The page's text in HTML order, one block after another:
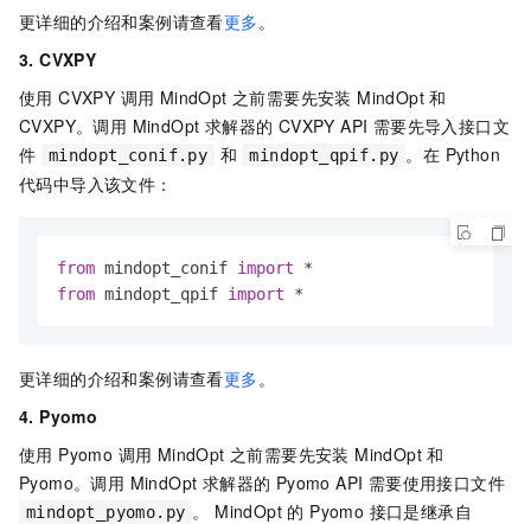
更详细的介绍和案例请查看更多 。
3. CVXPY
使用 CVXPY 调用 MindOpt 之前需要先安装 MindOpt 和
CVXPY。调用 MindOpt 求解器的 CVXPY API 需要先导入接口文
件
mindopt_conif.py 和 mindopt_qpif.py 。在 Python
代码中导入该文件：
from mindopt_conif import
from mindopt_qpif import *
更详细的介绍和案例请查看更多 。
4. Pyomo
使用 Pyomo 调用 MindOpt 之前需要先安装 MindOpt 和
Pyomo。调用 MindOpt 求解器的 Pyomo API 需要使用接口文件
mindopt_pyomo.py 。 MindOpt 的 Pyomo 接口是继承自